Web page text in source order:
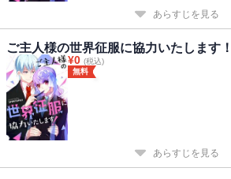
あらすじを見る
ご主人様の世界征服に協力いたします
¥0 (税込)
無料
あらすじを見る